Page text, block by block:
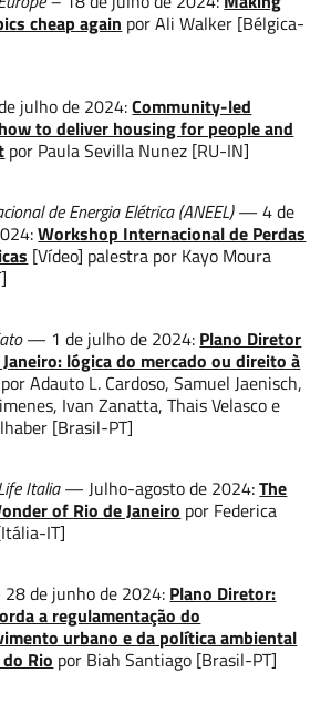
cheap again por Ali Walker [Bélgica-
julho de 2024:Community-led
to deliver housing for people and
por Paula Sevilla Nunez [RU-IN]
de Energia Elétrica (ANEEL)— 4 de
Workshop Internacional de Perdas
[Vídeo] palestra por Kayo Moura
— 1 de julho de 2024: Plano Diretor
lógica do mercado ou direito à
por Adauto L. Cardoso, Samuel Jaenisch,
Ivan Zanatta, Thais Velasco e
[Brasil-PT]
Italia— Julho-agosto de 2024:The
of Rio de Janeiro por Federica
IT]
de junho de 2024: Plano Diretor:
a regulamentação do
urbano e da política ambiental
Rio por Biah Santiago [Brasil-PT]